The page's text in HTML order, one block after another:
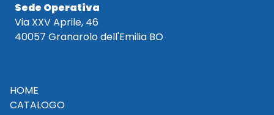
Sede Operativa
Via XXV Aprile, 46
40057 Granarolo dell'Emilia BO
HOME
CATALOGO